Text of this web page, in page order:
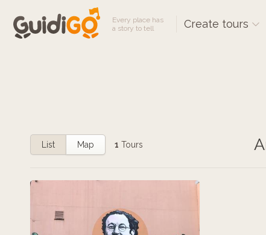
Every place has
a story to tell
Create tours
List Map 1 Tours